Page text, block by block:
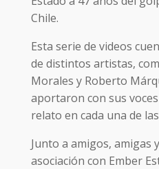
Chile.
Esta serie de videos
de distintos artistas,
Morales y Roberto
aportaron con sus
relato en cada una de
Junto a amigos, amigas
asociación con Ember